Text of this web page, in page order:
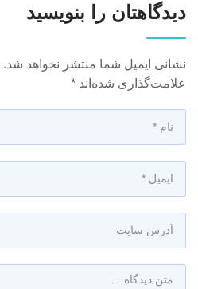
دیدگاهتان را بنویسید
نشانی ایمیل شما منتشر نخواهد شد.
علامت‌گذاری شده‌اند *